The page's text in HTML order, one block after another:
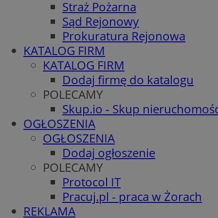
Straż Pożarna
Sąd Rejonowy
Prokuratura Rejonowa
KATALOG FIRM
KATALOG FIRM
Dodaj firmę do katalogu
POLECAMY
Skup.io - Skup
OGŁOSZENIA
OGŁOSZENIA
Dodaj ogłoszenie
POLECAMY
Protocol IT
Pracuj.pl - praca w Żorach
REKLAMA